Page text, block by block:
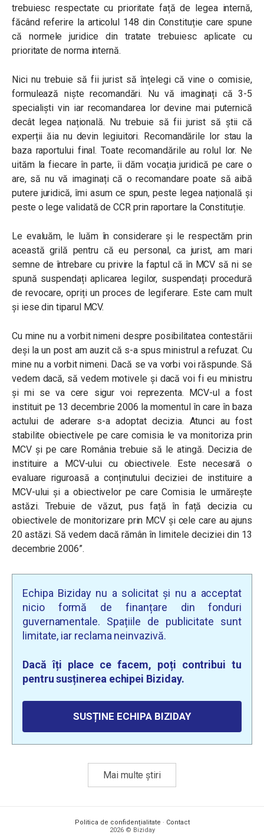
trebuiesc respectate cu prioritate față de legea internă,
făcând referire la articolul 148 din Constituție care spune
că normele juridice din tratate trebuiesc aplicate cu
prioritate de norma internă.
Nici nu trebuie să fii jurist să înțelegi că vine o comisie,
formulează niște recomandări. Nu vă imaginați că 3-5
specialiști vin iar recomandarea lor devine mai puternică
decât legea națională. Nu trebuie să fii jurist să știi că
experții ăia nu devin legiuitori. Recomandările lor stau la
baza raportului final. Toate recomandările au rolul lor. Ne
uităm la fiecare în parte, îi dăm vocația juridică pe care o
are, să nu vă imaginați că o recomandare poate să aibă
putere juridică, îmi asum ce spun, peste legea națională și
peste o lege validată de CCR prin raportare la Constituție.
Le evaluăm, le luăm în considerare și le respectăm prin
această grilă pentru că eu personal, ca jurist, am mari
semne de întrebare cu privire la faptul că în MCV să ni se
spună suspendați aplicarea legilor, suspendați procedură
de revocare, opriți un proces de legiferare. Este cam mult
și iese din tiparul MCV.
Cu mine nu a vorbit nimeni despre posibilitatea contestării
deși la un post am auzit că s-a spus ministrul a refuzat. Cu
mine nu a vorbit nimeni. Dacă se va vorbi voi răspunde. Să
vedem dacă, să vedem motivele și dacă voi fi eu ministru
și mi se va cere sigur voi reprezenta. MCV-ul a fost
instituit pe 13 decembrie 2006 la momentul în care în baza
actului de aderare s-a adoptat decizia. Atunci au fost
stabilite obiectivele pe care comisia le va monitoriza prin
MCV și pe care România trebuie să le atingă. Decizia de
instituire a MCV-ului cu obiectivele. Este necesară o
evaluare riguroasă a conținutului deciziei de instituire a
MCV-ului și a obiectivelor pe care Comisia le urmărește
astăzi. Trebuie de văzut, pus față în față decizia cu
obiectivele de monitorizare prin MCV și cele care au ajuns
20 astăzi. Să vedem dacă rămân în limitele deciziei din 13
decembrie 2006”.
Echipa Biziday nu a solicitat și nu a acceptat
nicio formă de finanțare din fonduri
guvernamentale. Spațiile de publicitate sunt
limitate, iar reclama neinvazivă.
Dacă îți place ce facem, poți contribui tu
pentru susținerea echipei Biziday.
SUSȚINE ECHIPA BIZIDAY
Mai multe știri
Politica de confidențialitate · Contact
2026 © Biziday